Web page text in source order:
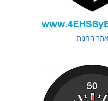
אתר החנות